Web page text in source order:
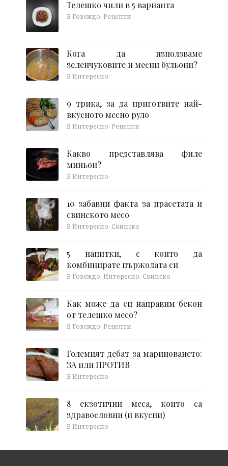
Телешко чили в 5 варианта
В Говеждо, Рецепти
Кога да използваме
зеленчуковите и месни бульони?
В Интересно
9 трика, за да приготвите най-
вкусното месно руло
В Интересно, Рецепти
Какво представлява филе
миньон?
В Интересно
10 забавни факта за прасетата и
свинското месо
В Интересно, Свинско
5 напитки, с които да
комбинирате пържолата си
В Говеждо, Интересно, Свинско
Как може да си направим бекон
от телешко месо?
В Говеждо, Рецепти
Големият дебат за мариноването:
ЗА или ПРОТИВ
В Интересно
8 екзотични меса, които са
здравословни (и вкусни)
В Интересно